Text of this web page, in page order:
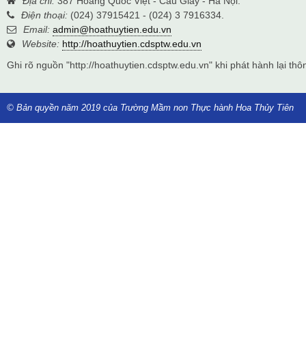
Điện thoại: (024) 37915421 - (024) 3 7916334.
Email: admin@hoathuytien.edu.vn
Website: http://hoathuytien.cdsptw.edu.vn
Ghi rõ nguồn "http://hoathuytien.cdsptw.edu.vn" khi phát hành lại
© Bản quyền năm 2019 của Trường Mầm non Thực hành Hoa Thủy Tiên